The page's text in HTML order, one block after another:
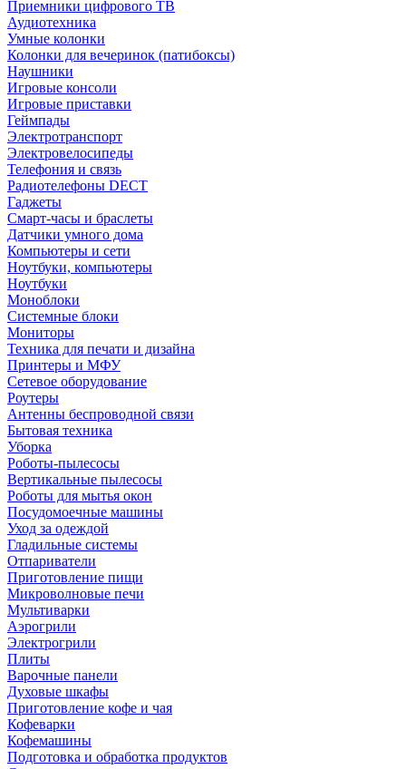
Приемники цифрового ТВ
Аудиотехника
Умные колонки
Колонки для вечеринок (патибоксы)
Наушники
Игровые консоли
Игровые приставки
Геймпады
Электротранспорт
Электровелосипеды
Телефония и связь
Радиотелефоны DECT
Гаджеты
Смарт-часы и браслеты
Датчики умного дома
Компьютеры и сети
Ноутбуки, компьютеры
Ноутбуки
Моноблоки
Системные блоки
Мониторы
Техника для печати и дизайна
Принтеры и МФУ
Сетевое оборудование
Роутеры
Антенны беспроводной связи
Бытовая техника
Уборка
Роботы-пылесосы
Вертикальные пылесосы
Роботы для мытья окон
Посудомоечные машины
Уход за одеждой
Гладильные системы
Отпариватели
Приготовление пищи
Микроволновые печи
Мультиварки
Аэрогрили
Электрогрили
Плиты
Варочные панели
Духовые шкафы
Приготовление кофе и чая
Кофеварки
Кофемашины
Подготовка и обработка продуктов